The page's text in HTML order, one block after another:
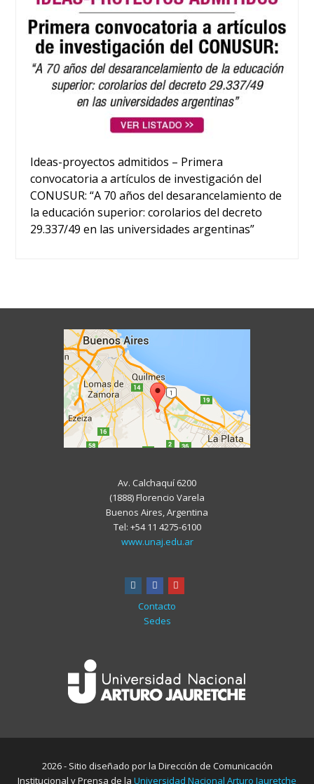
Ideas-proyectos admitidos – Primera
convocatoria a artículos de investigación del
CONUSUR: “A 70 años del desarancelamiento de
la educación superior: corolarios del decreto
29.337/49 en las universidades argentinas”
Av. Calchaquí 6200
(1888) Florencio Varela
Buenos Aires, Argentina
Tel: +54 11 4275-6100
www.unaj.edu.ar
instagram
facebook
Contacto
Sedes
2026 - Sitio diseñado por la Dirección de Comunicación
Institucional y Prensa de la Universidad Nacional Arturo Jauretche